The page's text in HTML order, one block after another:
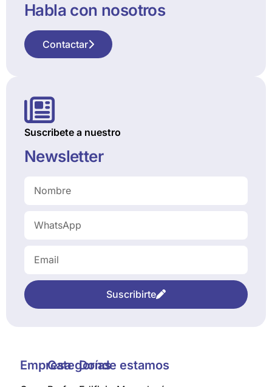
Habla con nosotros
Contactar
Suscribete a nuestro
Newsletter
Suscribirte
EmpresaCategoríasDonde estamos